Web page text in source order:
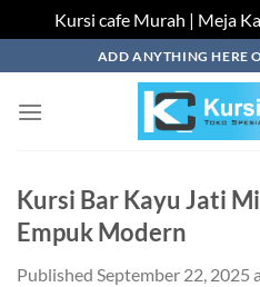
Kursi cafe Murah | Meja
to
content
ADD ANYTHING HERE
Kursi Bar Kayu Jati
Empuk Modern
Published September 22, 2025